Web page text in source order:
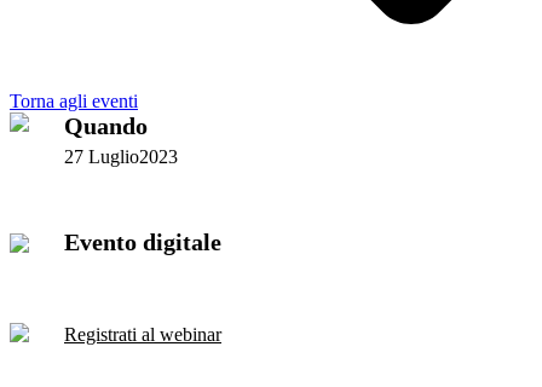
Torna agli eventi
Quando
27 Luglio2023
Evento digitale
Registrati al webinar